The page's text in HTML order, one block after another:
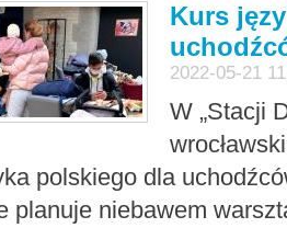
Kurs
2022-05-21
W „Stacji
polskiego dla
planuje niebawem